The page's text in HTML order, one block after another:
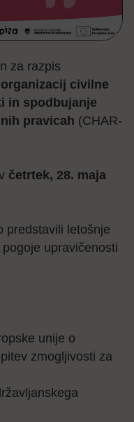
za razpis
civilne
in spodbujanje
pravicah (CHAR-
četrtek, 28. maja
predstavili letošnje
upravičenosti
unije o
zmogljivosti za